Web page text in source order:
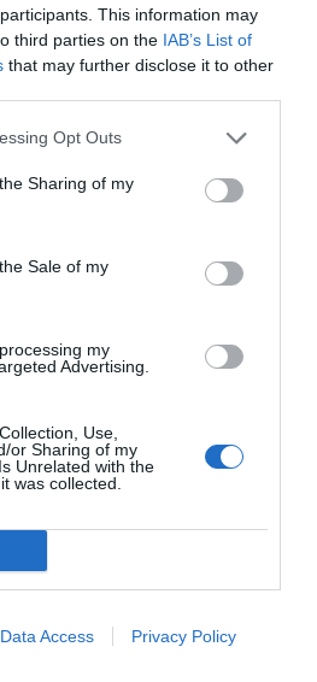
This information may
third parties on the IAB’s List of
that may further disclose it to other
Opt Outs
Sharing of my
Sale of my
my
Advertising.
Use,
or Sharing of my
Unrelated with the
was collected.
Data Access Privacy Policy
donacijami omogočate bralci.
- Doniraj!